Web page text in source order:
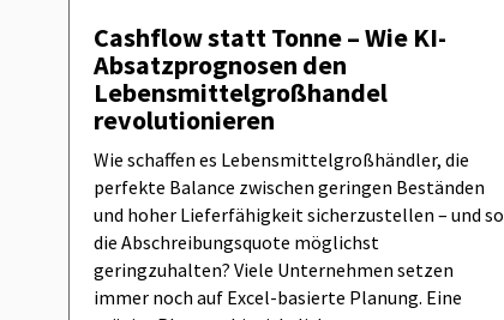
Cashflow statt Tonne – Wie KI-
Absatzprognosen den
Lebensmittelgroßhandel
revolutionieren
Wie schaffen es Lebensmittelgroßhändler, die
perfekte Balance zwischen geringen Beständen
und hoher Lieferfähigkeit sicherzustellen – und so
die Abschreibungsquote möglichst
geringzuhalten? Viele Unternehmen setzen
immer noch auf Excel-basierte Planung. Eine